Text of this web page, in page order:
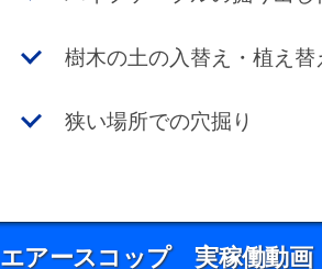
樹木の土の入替え・植え
狭い場所での穴掘り
エアースコップ 実稼働動画